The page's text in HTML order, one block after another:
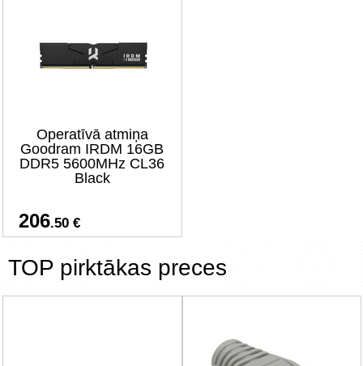
Operatīvā atmiņa
Goodram IRDM 16GB
DDR5 5600MHz CL36
Black
206.50 €
TOP pirktākas preces